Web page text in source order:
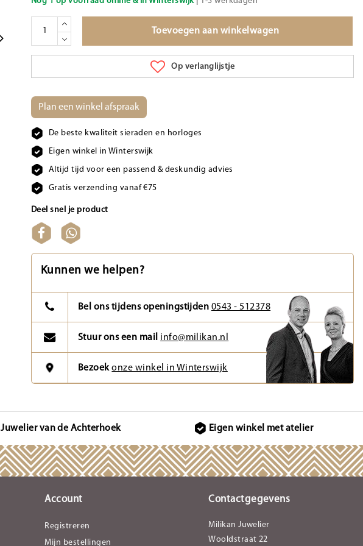
Toevoegen aan winkelwagen
Op verlanglijstje
Plan een winkel afspraak
De beste kwaliteit sieraden en horloges
Eigen winkel in Winterswijk
Altijd tijd voor een passend & deskundig advies
Gratis verzending vanaf €75
Deel snel je product
Kunnen we helpen?
Bel ons tijdens openingstijden 0543 - 512378
Stuur ons een mail info@milikan.nl
Bezoekonze winkel in Winterswijk
Juwelier van de Achterhoek Eigen winkel met atelier
Account
Registreren
Mijn bestellingen
Contactgegevens
Milikan Juwelier
Wooldstraat 22